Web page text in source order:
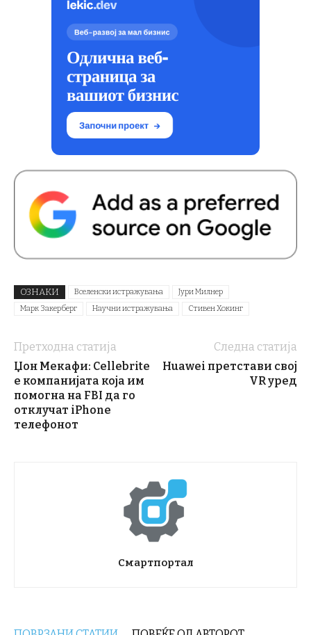
ОЗНАКИ Вселенски истражувања
Јури Милнер
Марк Закерберг
Научни истражувања Стивен Хокинг
Претходна статија
Џон Мекафи: Cellebrite
е компанијата која им
помогна на FBI да го
отклучат iPhone
телефонот
Следна статија
Huawei претстави свој
VR уред
Смартпортал